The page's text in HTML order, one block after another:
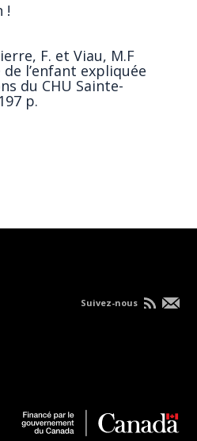
!
F. et Viau, M.F
l’enfant expliquée
du CHU Sainte-
p.
Suivez-nous